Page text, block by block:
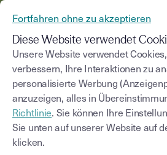
Blog
Kategorie auswählen
Fortfahren ohne zu akzeptieren
Diese Website verwendet
Unsere Website verwendet
verbessern, Ihre Interaktionen zu
personalisierte Werbung
anzuzeigen, alles in
Richtlinie. Sie können Ihre
Sie unten auf unserer Website auf
klicken.